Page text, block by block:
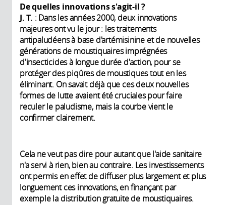
De quelles innovations s'agit-il ?
J. T. : Dans les années 2000, deux innovations
majeures ont vu le jour : les traitements
antipaludéens à base d'artémisinine et de nouvelles
générations de moustiquaires imprégnées
d'insecticides à longue durée d'action, pour se
protéger des piqûres de moustiques tout en les
éliminant. On savait déjà que ces deux nouvelles
formes de lutte avaient été cruciales pour faire
reculer le paludisme, mais la courbe vient le
confirmer clairement.
Cela ne veut pas dire pour autant que l'aide sanitaire
n'a servi à rien, bien au contraire. Les investissements
ont permis en effet de diffuser plus largement et plus
longuement ces innovations, en finançant par
exemple la distribution gratuite de moustiquaires.